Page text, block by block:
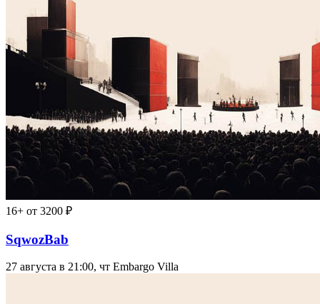
16+ от 3200 ₽
SqwozBab
27 августа в 21:00, чт Embargo Villa